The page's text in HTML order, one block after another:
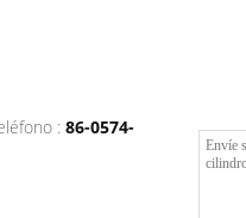
: 86-0574-